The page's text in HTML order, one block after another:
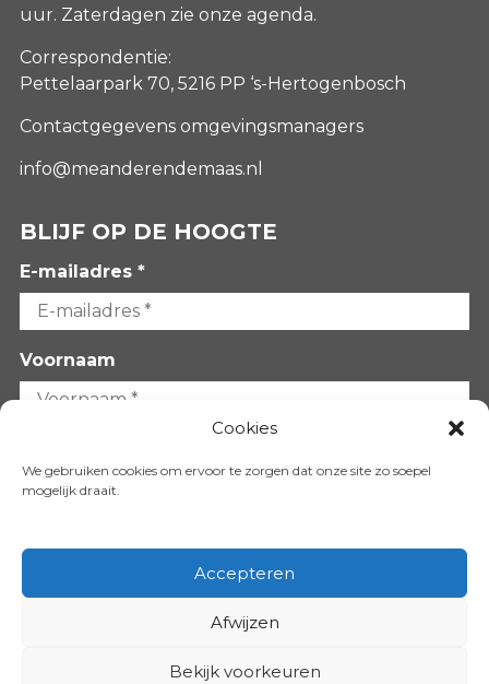
Cookies
We gebruiken cookies om ervoor te zorgen dat onze site zo soepel
mogelijk draait.
Accepteren
Afwijzen
Bekijk voorkeuren
uur. Zaterdagen zie onze agenda.
Correspondentie:
Pettelaarpark 70, 5216 PP ‘s-Hertogenbosch
Contactgegevens omgevingsmanagers
info@meanderendemaas.nl
BLIJF OP DE HOOGTE
E-mailadres *
Voornaam
VOLG ONS OP: